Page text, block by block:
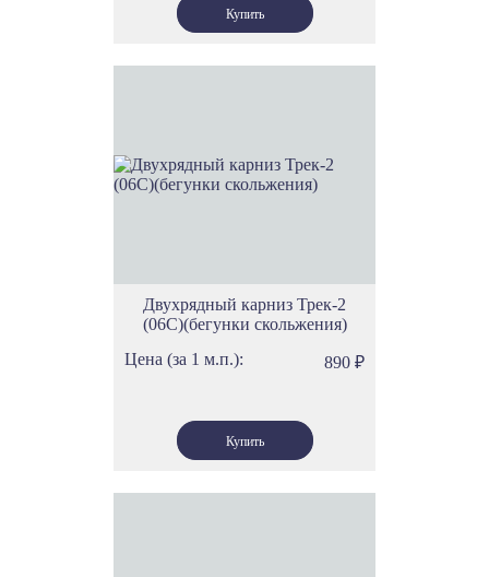
Двухрядный карниз Трек-2
(06С)(бегунки скольжения)
Цена (за 1 м.п.):
890 ₽